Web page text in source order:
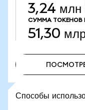
3,24 млн
СУММА ТОКЕНОВ
51,30
Способы